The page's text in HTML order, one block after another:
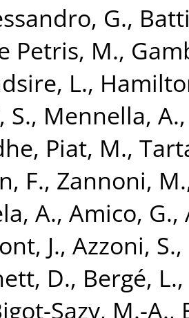
G.,
Petris, M.,
L.,
S., Mennella, A.
, Piat, M.,
F., Zannoni, M.
A., Amico, G.,
J., Azzoni, S.,
D., Bergé, L.,
Sazy, M.-A.,